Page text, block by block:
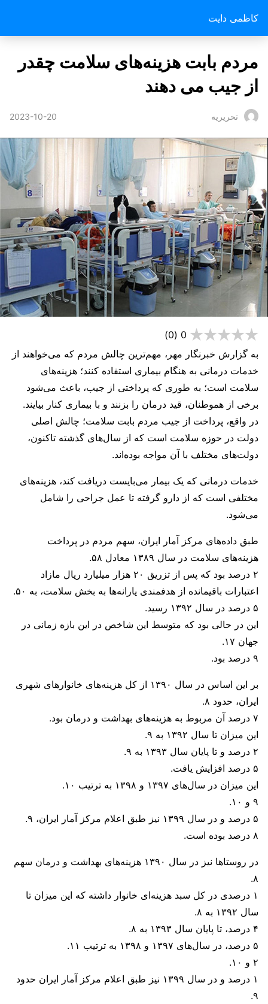
کاظمی دایت
مردم بابت هزینه‌های سلامت چقدر
از جیب می دهند
تحریریه 2023-10-20
0
(0)
به گزارش خبرنگار مهر، مهم‌ترین چالش مردم که می‌خواهند از
خدمات درمانی به هنگام بیماری استفاده کنند؛ هزینه‌های
سلامت است؛ به طوری که پرداختی از جیب، باعث می‌شود
برخی از هموطنان، قید درمان را بزنند و با بیماری کنار بیایند.
در واقع، پرداخت از جیب مردم بابت سلامت؛ چالش اصلی
دولت در حوزه سلامت است که از سال‌های گذشته تاکنون،
دولت‌های مختلف با آن مواجه بوده‌اند.
خدمات درمانی که یک بیمار می‌بایست دریافت کند، هزینه‌های
مختلفی است که از دارو گرفته تا عمل جراحی را شامل
می‌شود.
طبق داده‌های مرکز آمار ایران، سهم مردم در پرداخت
هزینه‌های سلامت در سال ۱۳۸۹ معادل ۵۸.
۲ درصد بود که پس از تزریق ۲۰ هزار میلیارد ریال مازاد
اعتبارات باقیمانده از هدفمندی یارانه‌ها به بخش سلامت، به ۵۰.
۵ درصد در سال ۱۳۹۲ رسید.
این در حالی بود که متوسط این شاخص در این بازه زمانی در
جهان ۱۷.
۹ درصد بود.
بر این اساس در سال ۱۳۹۰ از کل هزینه‌های خانوارهای شهری
ایران، حدود ۸.
۷ درصد آن مربوط به هزینه‌های بهداشت و درمان بود.
این میزان تا سال ۱۳۹۲ به ۹.
۲ درصد و تا پایان سال ۱۳۹۳ به ۹.
۵ درصد افزایش یافت.
این میزان در سال‌های ۱۳۹۷ و ۱۳۹۸ به ترتیب ۱۰.
۹ و ۱۰.
۵ درصد و در سال ۱۳۹۹ نیز طبق اعلام مرکز آمار ایران، ۹.
۸ درصد بوده است.
در روستاها نیز در سال ۱۳۹۰ هزینه‌های بهداشت و درمان سهم
۸.
۱ درصدی در کل سبد هزینه‌ای خانوار داشته که این میزان تا
سال ۱۳۹۲ به ۸.
۴ درصد، تا پایان سال ۱۳۹۳ به ۸.
۵ درصد، در سال‌های ۱۳۹۷ و ۱۳۹۸ به ترتیب ۱۱.
۲ و ۱۰.
۱ درصد و در سال ۱۳۹۹ نیز طبق اعلام مرکز آمار ایران حدود
۹.